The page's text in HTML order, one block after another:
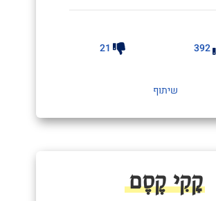
392
21
שיתוף
קָקִי קֶסֶם